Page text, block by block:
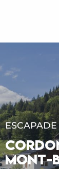
MONT-